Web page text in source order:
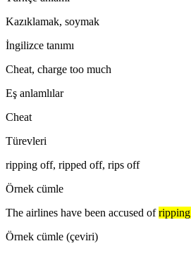
Kazıklamak, soymak
İngilizce tanımı
Cheat, charge too much
Eş anlamlılar
Cheat
Türevleri
ripping off, ripped off, rips off
Örnek cümle
The airlines have been accused of
Örnek cümle (çeviri)